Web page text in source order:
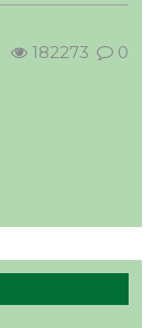
64 0
182273 0